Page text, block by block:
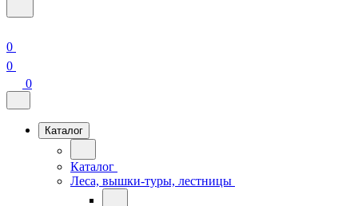
0
0
0
Каталог
Каталог
Леса, вышки-туры, лестницы